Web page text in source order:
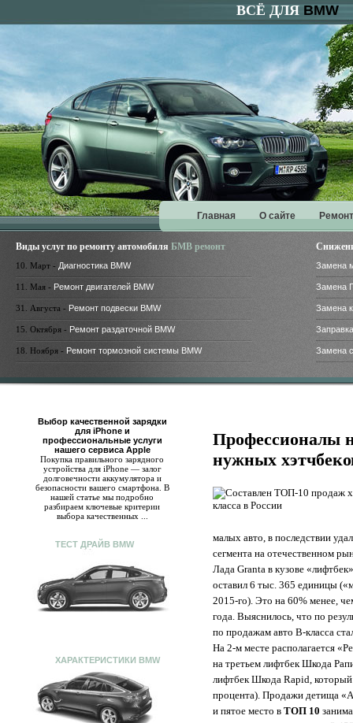
ВСЁ ДЛЯ BMW
Главная О сайте
Виды услуг по ремонту автомобиля БМВ ремонт
10. Март - Диагностика BMW
11. Мая - Ремонт двигателей BMW
31. Августа - Ремонт подвески BMW
15. Октября - Ремонт раздаточной BMW
18. Ноября - Ремонт тормозной системы BMW
Замена
Замена
Замена
Замена
Выбор качественной зарядки
для iPhone и
профессиональные услуги
нашего сервиса Apple
Покупка правильного зарядного
устройства для iPhone — залог
долговечности аккумулятора и
безопасности вашего смартфона. В
нашей статье мы подробно
разбираем ключевые критерии
выбора качественных ...
ТЕСТ ДРАЙВ BMW
ХАРАКТЕРИСТИКИ BMW
Профессионалы
нужных
малых авто, в последствии
сегмента на отечественном
Лада Granta в кузове
оставил 6 тыс. 365 единицы
2015-го). Это на 60% менее,
года. Выяснилось, что по
по продажам авто В-класса
На 2-м месте располагается
на третьем лифтбек Шкода
лифтбек Шкода Rapid,
процента). Продажи детища
и пятое место в ТОП 10